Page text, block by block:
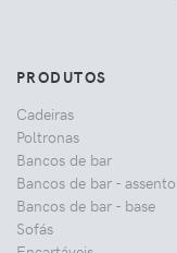
PRODUTOS
Cadeiras
Poltronas
Bancos de bar
Bancos de bar - assento
Bancos de bar - base
Sofás